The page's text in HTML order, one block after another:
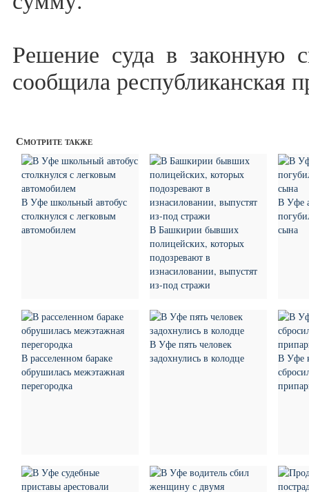
Решение суда в законную
сообщила республиканская
Смотрите также
В Уфе школьный автобус
столкнулся с легковым
автомобилем
В Башкирии бывших
полицейских, которых
подозревают в
изнасиловании, выпустят
из-под стражи
В Уфе
сына
В расселенном бараке
обрушилась межэтажная
перегородка
В Уфе пять человек
задохнулись в колодце
В Уфе